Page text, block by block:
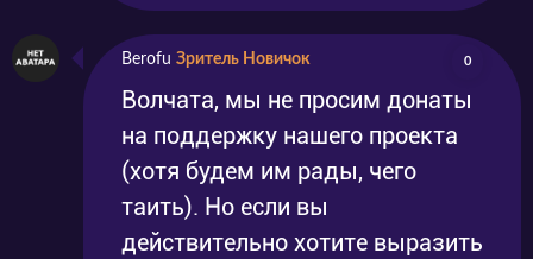
Berofu Зритель Новичок 0
Волчата, мы не просим донаты
на поддержку нашего проекта
(хотя будем им рады, чего
таить). Но если вы
действительно хотите выразить